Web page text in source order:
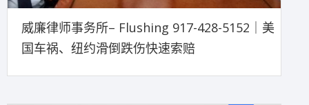
威廉律师事务所– Flushing 917-428-5152｜美
国车祸、纽约滑倒跌伤快速索赔